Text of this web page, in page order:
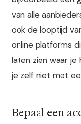
van alle
ook de looptijd
online platforms
laten zien waar
je zelf niet met
Bepaal een